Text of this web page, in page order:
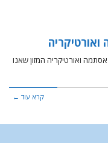
ואורטיקריה המזון שאנו
קרא עוד ←